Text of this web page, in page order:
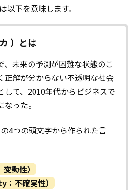
以下を意味します。
）とは
、未来の予測が困難な状態のこ
正解が分からない不透明な社会
して、2010年代からビジネスで
った。
の4つの頭文字から作られた言
動性）
不確実性）